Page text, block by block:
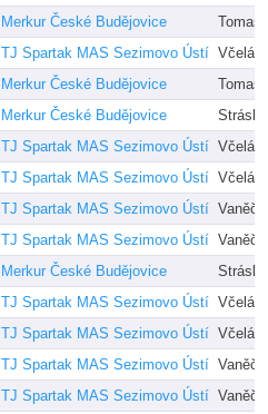
Merkur České Budějovice
TJ Spartak MAS Sezimovo Ústí
Merkur České Budějovice
Merkur České Budějovice
Stráský
TJ Spartak MAS Sezimovo Ústí Včelák
TJ Spartak MAS Sezimovo Ústí
TJ Spartak MAS Sezimovo Ústí
TJ Spartak MAS Sezimovo Ústí
Merkur České Budějovice
Stráský
TJ Spartak MAS Sezimovo Ústí Včelák
TJ Spartak MAS Sezimovo Ústí Včelák
TJ Spartak MAS Sezimovo Ústí
TJ Spartak MAS Sezimovo Ústí